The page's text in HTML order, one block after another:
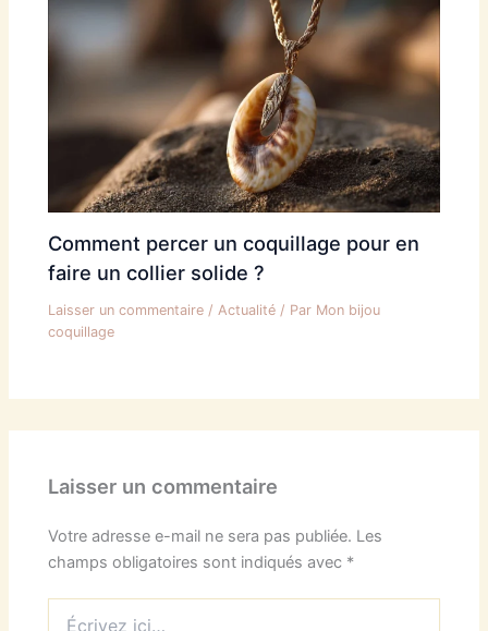
Comment percer un coquillage pour en
faire un collier solide ?
Laisser un commentaire / Actualité / Par Mon bijou
coquillage
Laisser un commentaire
Votre adresse e-mail ne sera pas publiée. Les
champs obligatoires sont indiqués avec *